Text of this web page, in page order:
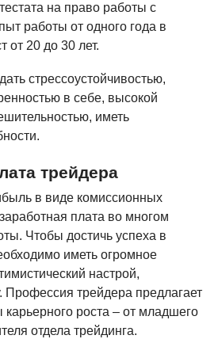
на право работы с
работы от одного гoдa в
от 20 до 30 лет.
стрессоустойчивостью,
в себе, высокой
иметь
трейдера
в виде комиссионных
плата во многом
Чтобы достичь успеха в
иметь огромное
настрой,
Профессия трейдера предлагает
роста – от младшего
отдела трейдинга.